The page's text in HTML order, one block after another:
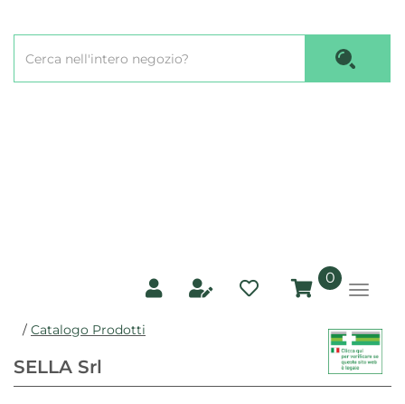
principale
Prodotto
0prodotti
inseriti
/ Catalogo Prodotti
SELLA Srl